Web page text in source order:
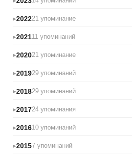
202221 упоминание
202111 упоминаний
202021 упоминание
201929 упоминаний
201829 упоминаний
201724 упоминания
201610 упоминаний
20157 упоминаний